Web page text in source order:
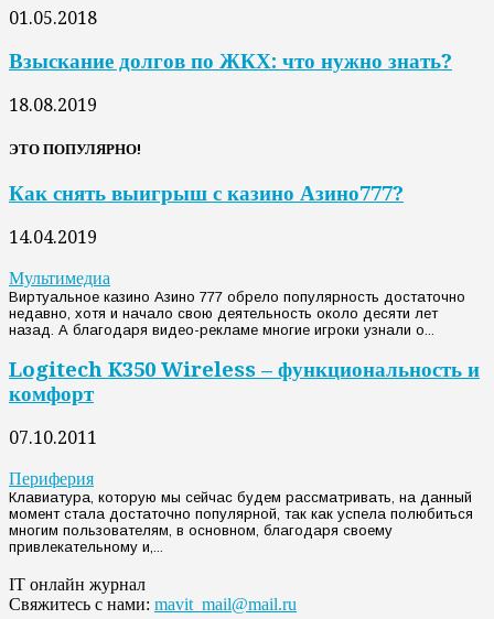
01.05.2018
Взыскание долгов по ЖКХ: что нужно знать?
18.08.2019
ЭТО ПОПУЛЯРНО!
Как снять выигрыш с казино Азино777?
14.04.2019
Мультимедиа
Виртуальное казино Азино 777 обрело популярность достаточно
недавно, хотя и начало свою деятельность около десяти лет
назад. А благодаря видео-рекламе многие игроки узнали о...
Logitech K350 Wireless – функциональность и
комфорт
07.10.2011
Периферия
Клавиатура, которую мы сейчас будем рассматривать, на данный
момент стала достаточно популярной, так как успела полюбиться
многим пользователям, в основном, благодаря своему
привлекательному и,...
IT онлайн журнал
Свяжитесь с нами: mavit_mail@mail.ru